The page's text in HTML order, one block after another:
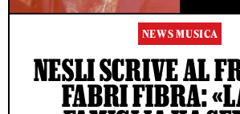
NEWS MUSICA
NESLI SCRIVE AL
FABRI FIBRA: